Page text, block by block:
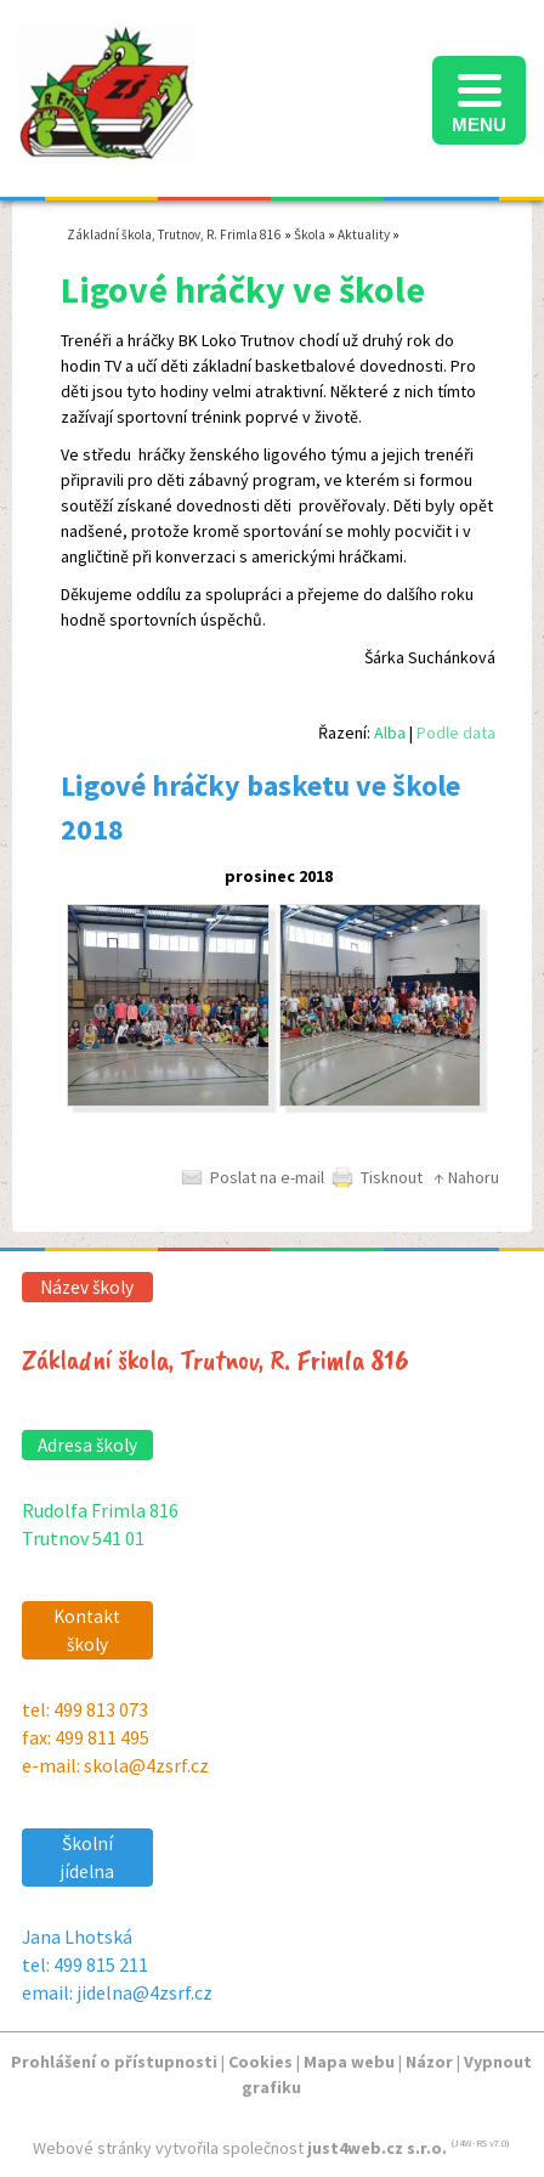
MENU
Základní škola, Trutnov, R. Frimla 816 » Škola » Aktuality »
Ligové hráčky ve škole
Trenéři a hráčky BK Loko Trutnov chodí už druhý rok do
hodin TV a učí děti základní basketbalové dovednosti. Pro
děti jsou tyto hodiny velmi atraktivní. Některé z nich tímto
zažívají sportovní trénink poprvé v životě.
Ve středu hráčky ženského ligového týmu a jejich trenéři
připravili pro děti zábavný program, ve kterém si formou
soutěží získané dovednosti děti prověřovaly. Děti byly opět
nadšené, protože kromě sportování se mohly pocvičit i v
angličtině při konverzaci s americkými hráčkami.
Děkujeme oddílu za spolupráci a přejeme do dalšího roku
hodně sportovních úspěchů.
Šárka Suchánková
Řazení: Alba | Podle data
Ligové hráčky basketu ve škole
2018
prosinec 2018
Poslat na e-mail Tisknout ↑ Nahoru
Název školy
Základní škola, Trutnov, R. Frimla 816
Adresa školy
Rudolfa Frimla 816
Trutnov 541 01
Kontakt
školy
tel: 499 813 073
fax: 499 811 495
e-mail: skola@4zsrf.cz
Školní
jídelna
Jana Lhotská
tel: 499 815 211
email: jidelna@4zsrf.cz
Prohlášení o přístupnosti | Cookies | Mapa webu | Názor |Vypnout
grafiku
Webové stránky vytvořila společnost just4web.cz s.r.o. (J4W-RS v7.0)